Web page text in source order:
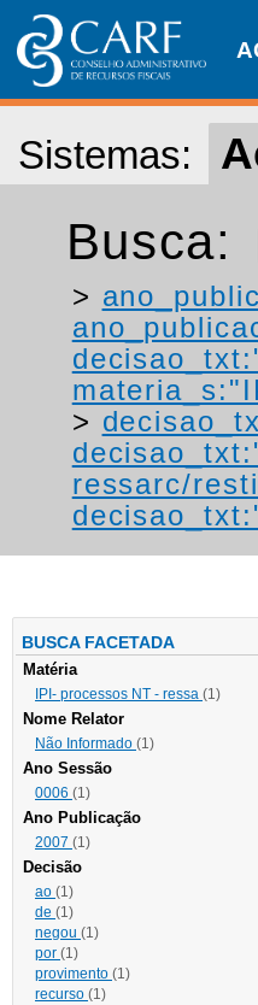
Sistemas:
Busca:
>
>
ressarc/
BUSCA FACETADA
Matéria
IPI- processos NT - ressa (1)
Nome Relator
Não Informado (1)
Ano Sessão
0006 (1)
Ano Publicação
2007 (1)
Decisão
ao (1)
de (1)
negou (1)
por (1)
provimento (1)
recurso (1)